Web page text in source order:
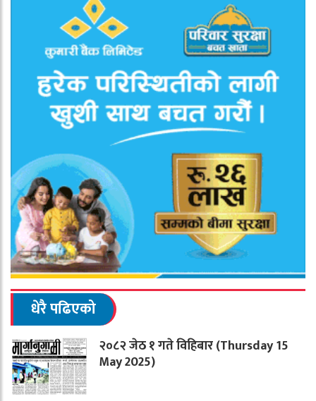
धेरै पढिएको
२०८२ जेठ १ गते विहिबार (Thursday 15
May 2025)